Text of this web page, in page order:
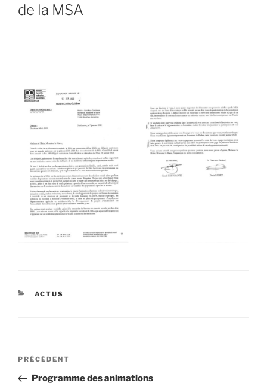
de la MSA
CATÉGORIES
ACTUS
Navigation
l’article
Article
précédent
PRÉCÉDENT
Programme des animations